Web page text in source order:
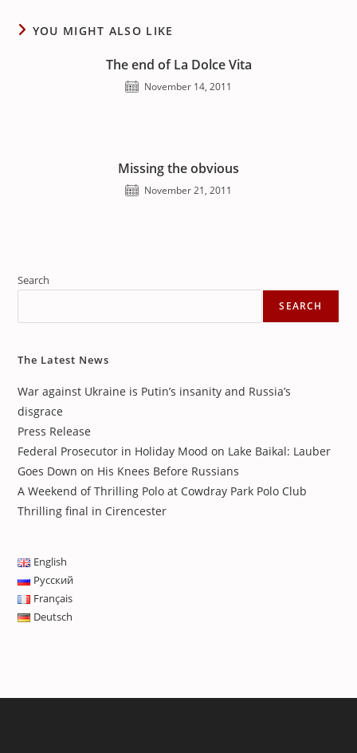
YOU MIGHT ALSO LIKE
The end of La Dolce Vita
November 14, 2011
Missing the obvious
November 21, 2011
Search
SEARCH
The Latest News
War against Ukraine is Putin’s insanity and Russia’s
disgrace
Press Release
Federal Prosecutor in Holiday Mood on Lake Baikal: Lauber
Goes Down on His Knees Before Russians
A Weekend of Thrilling Polo at Cowdray Park Polo Club
Thrilling final in Cirencester
English
Русский
Français
Deutsch